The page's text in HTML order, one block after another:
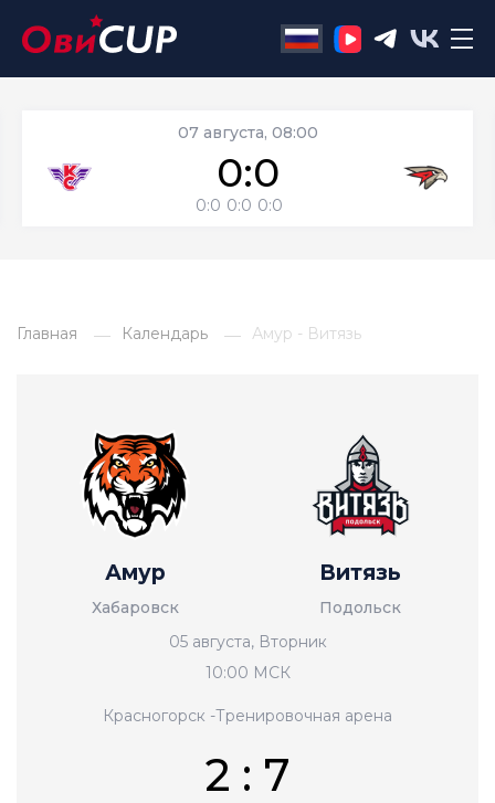
07 августа, 08:00
0:0
0:0 0:0 0:0
Главная Календарь Амур - Витязь
Амур
Хабаровск
05 августа, Вторник
10:00 МСК
Красногорск -Тренировочная арена
2 : 7
Витязь
Подольск